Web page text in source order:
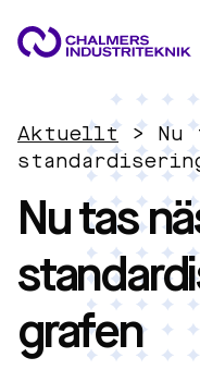
VAD VI GÖR
VÅRA
Cirkulär ekonomi
Energi
Innovationsledning
Material
Tillämpad AI
AKTUELLT
Aktuellt >
Nu tas
grafen